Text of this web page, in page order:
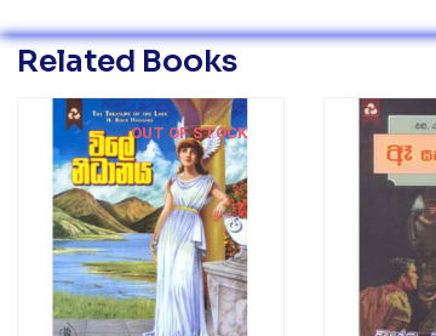
Related Books
OUT OF STOCK